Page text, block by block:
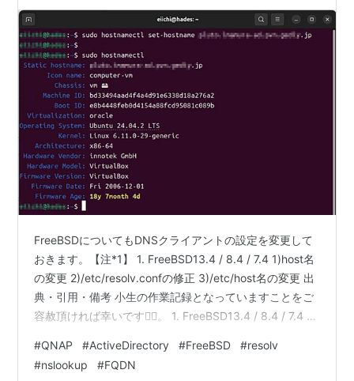
FreeBSDについてもDNSクライアントの設定を変更して
おきます。【注*1】 1. FreeBSD13.4 / 8.4 / 7.4 1)host名
の変更 2)/etc/resolv.confの修正 3)/etc/host名の変更 出
典・引用・備考 小生の作業記録となっていますことをご
容赦頂ければ幸いです🙇‍♂️。 1. FreeBSD13.4 / 8.4 / 7.4 動
😅、まだ、FreeBSD 8.4 / 7.4がいたりします😅。 1)host
名の変更 [root@freebsd]# vi /etc/rc.conf 下記の黄色字
#QNAP #ActiveDirectory #FreeBSD #resolv
#nslookup #FQDN